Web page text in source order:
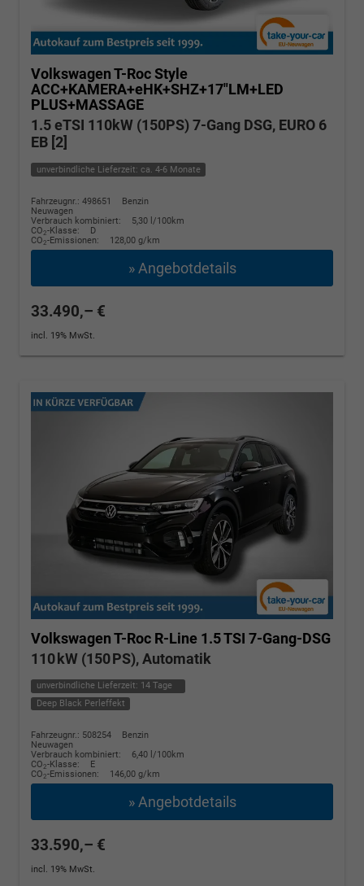
Volkswagen T-RocStyle
ACC+KAMERA+eHK+SHZ+17"LM+LED
PLUS+MASSAGE
1.5 eTSI 110kW (150PS) 7-Gang DSG, EURO 6
EB [2]
unverbindliche Lieferzeit: ca. 4-6 Monate
Fahrzeugnr.: 498651
Benzin
Neuwagen
Verbrauch kombiniert:
5,30 l/100km
CO2-Klasse:
D
CO2-Emissionen: 128,00 g/km
» Angebotdetails
33.490,– €
incl. 19% MwSt.
Volkswagen T-Roc R-Line 1.5 TSI 7-Gang-DSG
110 kW (150 PS), Automatik
unverbindliche Lieferzeit: 14 Tage
Deep Black Perleffekt
Fahrzeugnr.: 508254
Benzin
Neuwagen
Verbrauch kombiniert:
6,40 l/100km
CO2-Klasse:
E
CO2-Emissionen: 146,00 g/km
» Angebotdetails
33.590,– €
incl. 19% MwSt.